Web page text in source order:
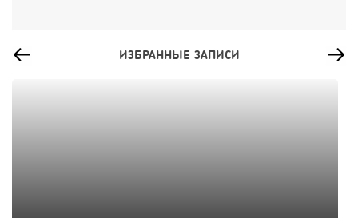
ИЗБРАННЫЕ ЗАПИСИ